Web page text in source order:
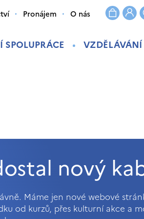
SPOLUPRÁCE VZDĚLÁVÁNÍ
Pronájem O nás
nový
Máme jen nové webové
od kurzů, přes kulturní akce a